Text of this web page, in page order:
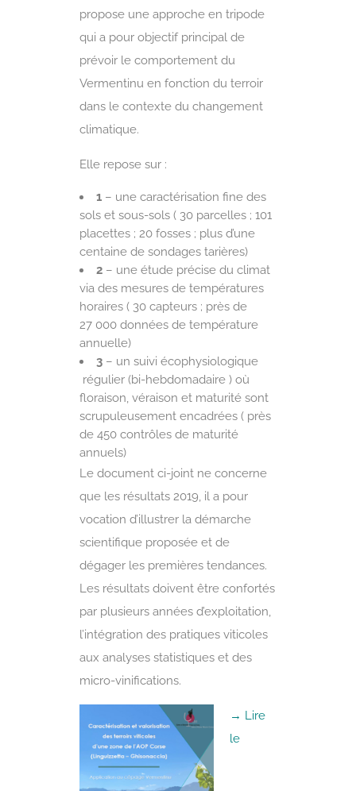
propose une approche en tripode
qui a pour objectif principal de
prévoir le comportement du
Vermentinu en fonction du terroir
dans le contexte du changement
climatique.
Elle repose sur :
1 – une caractérisation fine des
sols et sous-sols ( 30 parcelles ; 101
placettes ; 20 fosses ; plus d’une
centaine de sondages tarières)
2 – une étude précise du climat
via des mesures de températures
horaires ( 30 capteurs ; près de
27 000 données de température
annuelle)
3 – un suivi écophysiologique
régulier (bi-hebdomadaire ) où
floraison, véraison et maturité sont
scrupuleusement encadrées ( près
de 450 contrôles de maturité
annuels)
Le document ci-joint ne concerne
que les résultats 2019, il a pour
vocation d’illustrer la démarche
scientifique proposée et de
dégager les premières tendances.
Les résultats doivent être confortés
par plusieurs années d’exploitation,
l’intégration des pratiques viticoles
aux analyses statistiques et des
micro-vinifications.
→ Lire
le